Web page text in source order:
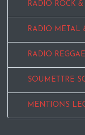
RADIO ROCK
RADIO METAL
RADIO
SOUMETTRE
MENTIONS